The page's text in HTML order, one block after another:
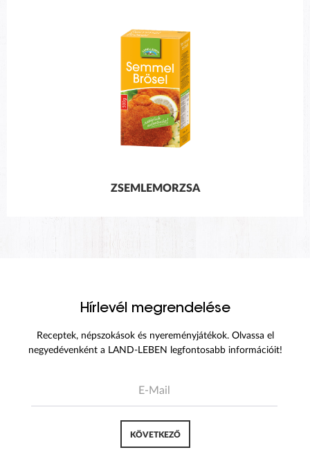
ZSEMLEMORZSA
Hírlevél megrendelése
Receptek, népszokások és nyereményjátékok. Olvassa el
negyedévenként a LAND-LEBEN legfontosabb információit!
KÖVETKEZŐ